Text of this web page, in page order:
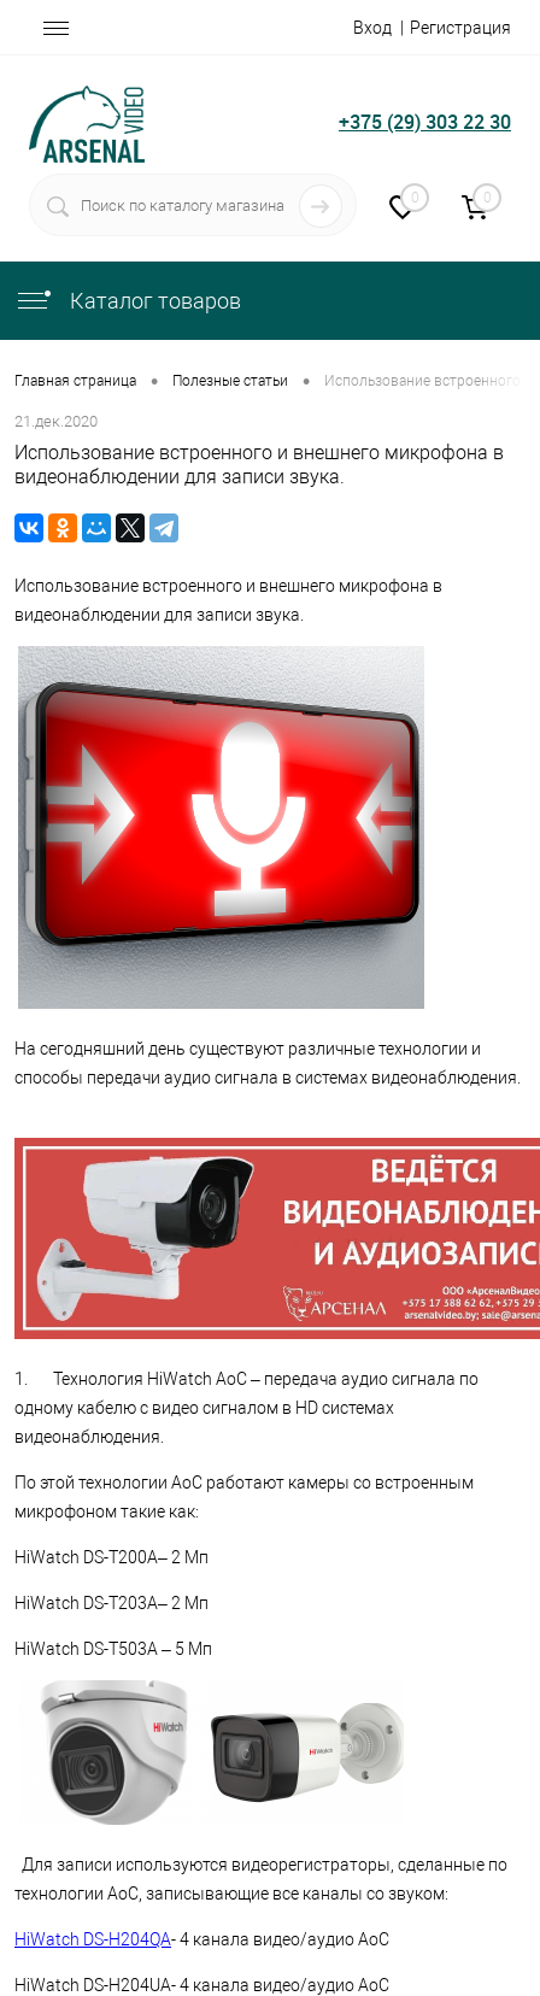
Вход Регистрация
+375 (29) 303 22 30
0 0
Каталог товаров
Главная страница • Полезные статьи • Использование встроенного
21.дек.2020
Использование встроенного и внешнего микрофона в
видеонаблюдении для записи звука.
Использование встроенного и внешнего микрофона в
видеонаблюдении для записи звука.
На сегодняшний день существуют различные технологии и
способы передачи аудио сигнала в системах видеонаблюдения.
1. Технология HiWatch AoC – передача аудио сигнала по
одному кабелю с видео сигналом в HD системах
видеонаблюдения.
По этой технологии AoC работают камеры со встроенным
микрофоном такие как:
HiWatch DS-T200A– 2 Мп
HiWatch DS-T203A– 2 Мп
HiWatch DS-T503A – 5 Мп
Для записи используются видеорегистраторы, сделанные по
технологии AoC, записывающие все каналы со звуком:
HiWatch DS-H204QA- 4 канала видео/аудио AoC
HiWatch DS-H204UA- 4 канала видео/аудио AoC